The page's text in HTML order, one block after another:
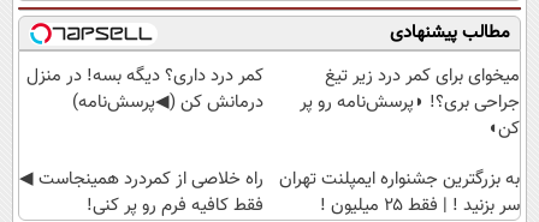
مطالب پیشنهادی
میخوای برای کمر درد زیر تیغ
جراحی بری؟! ◗پرسش‌نامه رو پر
کن◖
کمر درد داری؟ دیگه بسه! در منزل
درمانش کن (◀پرسش‌نامه)
به بزرگترین جشنواره ایمپلنت تهران
سر بزنید ! | فقط ۲۵ میلیون !
‌راه خلاصی از کمردرد همینجاست ◀
فقط کافیه فرم رو پر کنی!